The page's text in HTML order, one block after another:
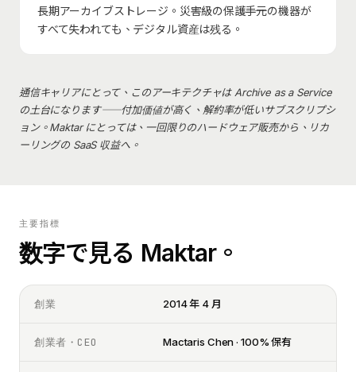
長期アーカイブストレージ。災害級の保護――手元の機器が
すべて失われても、デジタル資産は残る。
通信キャリアにとって、このアーキテクチャは Archive as a Service
の土台になります――付加価値が高く、解約率が低いサブスクリプシ
ョン。Maktar にとっては、一回限りのハードウェア販売から、リカ
ーリングの SaaS 収益へ。
主要指標
数字で見る Maktar。
創業 2014 年 4 月
創業者・CEO Mactaris Chen · 100% 保有